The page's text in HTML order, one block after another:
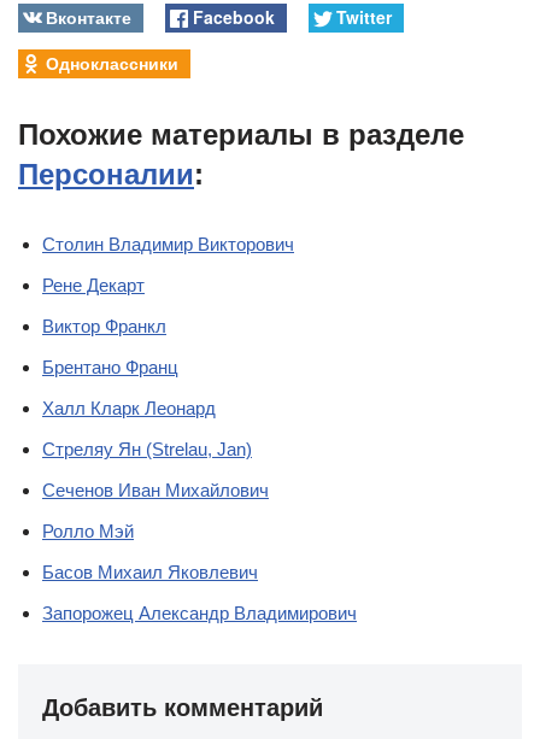
Вконтакте Facebook
Twitter
Одноклассники
Похожие материалы в разделе
Персоналии:
Столин Владимир Викторович
Рене Декарт
Виктор Франкл
Брентано Франц
Халл Кларк Леонард
Стреляу Ян (Strelau, Jan)
Сеченов Иван Михайлович
Ролло Мэй
Басов Михаил Яковлевич
Запорожец Александр Владимирович
Добавить комментарий